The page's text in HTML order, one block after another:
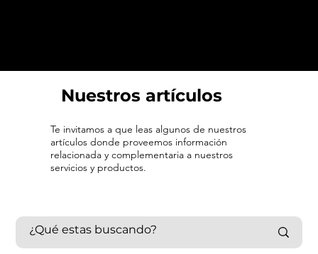
Nuestros artículos
Te invitamos a que leas algunos de nuestros
artículos donde proveemos información
relacionada y complementaria a nuestros
servicios y productos.